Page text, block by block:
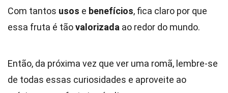
Com tantos usos e benefícios, fica claro por que
essa fruta é tãovalorizada ao redor do mundo.
Então, da próxima vez que ver uma romã, lembre-se
de todas essas curiosidades e aproveite ao